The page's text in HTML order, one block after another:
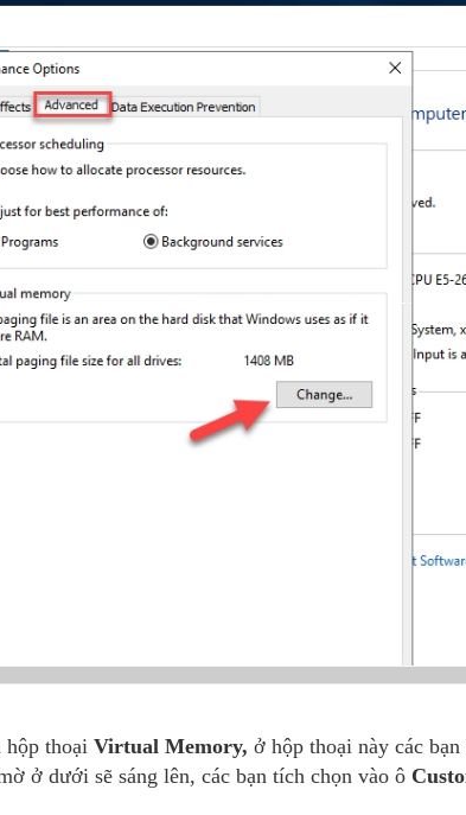
hộp thoại Virtual Memory, ở hộp thoại này các
ở dưới sẽ sáng lên, các bạn tích chọn vào ô